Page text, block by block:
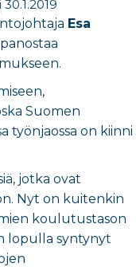
Esa
Suomen
työnjaossa on kiinni
jotka ovat
Nyt on kuitenkin
koulutustason
lopulla syntynyt